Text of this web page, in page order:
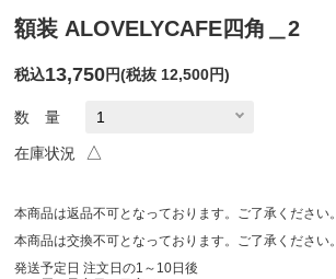
額装 ALOVELYCAFE四角＿2
税込13,750円(税抜 12,500円)
数 量
在庫状況 △
本商品は返品不可となっております。ご了承ください。
本商品は交換不可となっております。ご了承ください。
発送予定日 注文日の1～10日後